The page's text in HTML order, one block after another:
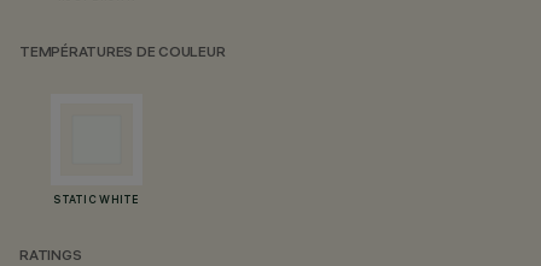
TEMPÉRATURES DE COULEUR
STATIC WHITE
RATINGS